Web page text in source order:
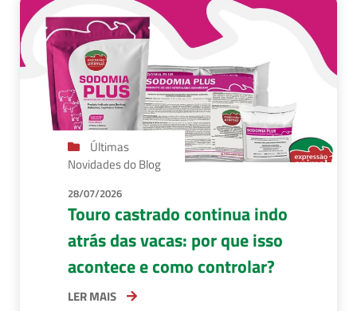
Últimas
Novidades do Blog
28/07/2026
Touro castrado continua indo
atrás das vacas: por que isso
acontece e como controlar?
LER MAIS